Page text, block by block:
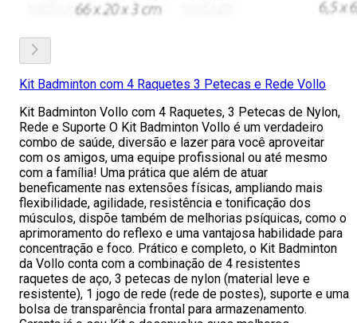
Kit Badminton com 4 Raquetes 3 Petecas e Rede Vollo
Kit Badminton Vollo com 4 Raquetes, 3 Petecas de Nylon,
Rede e Suporte O Kit Badminton Vollo é um verdadeiro
combo de saúde, diversão e lazer para você aproveitar
com os amigos, uma equipe profissional ou até mesmo
com a família! Uma prática que além de atuar
beneficamente nas extensões físicas, ampliando mais
flexibilidade, agilidade, resistência e tonificação dos
músculos, dispõe também de melhorias psíquicas, como o
aprimoramento do reflexo e uma vantajosa habilidade para
concentração e foco. Prático e completo, o Kit Badminton
da Vollo conta com a combinação de 4 resistentes
raquetes de aço, 3 petecas de nylon (material leve e
resistente), 1 jogo de rede (rede de postes), suporte e uma
bolsa de transparência frontal para armazenamento.